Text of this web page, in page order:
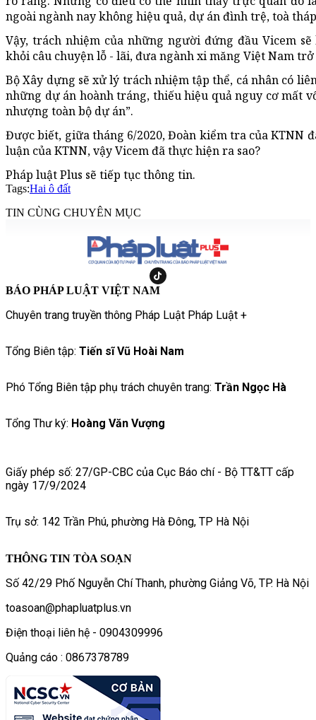
ngoài ngành nay không hiệu quả, dự án đình trệ, toà
Vậy, trách nhiệm của những người đứng đầu Vicem
khỏi câu chuyện lỗ - lãi, đưa ngành xi măng Việt Nam
Bộ Xây dựng sẽ xử lý trách nhiệm tập thể, cá nhân có
những dự án hoành tráng, thiếu hiệu quả nguy cơ mất
nhượng toàn bộ dự án”.
Được biết, giữa tháng 6/2020, Đoàn kiểm tra của KTNN
luận của KTNN, vậy Vicem đã thực hiện ra sao?
Pháp luật Plus sẽ tiếp tục thông tin.
Tags:Hai ô đất
TIN CÙNG CHUYÊN MỤC
BÁO PHÁP LUẬT VIỆT NAM
Chuyên trang truyền thông Pháp Luật Pháp Luật +
Tổng Biên tập: Tiến sĩ Vũ Hoài Nam
Phó Tổng Biên tập phụ trách chuyên trang: Trần Ngọc Hà
Tổng Thư ký: Hoàng Văn Vượng
Giấy phép số: 27/GP-CBC của Cục Báo chí - Bộ TT&TT cấp
ngày 17/9/2024
Trụ sở: 142 Trần Phú, phường Hà Đông, TP Hà Nội
THÔNG TIN TÒA SOẠN
Số 42/29 Phố Nguyễn Chí Thanh, phường Giảng Võ, TP. Hà Nội
toasoan@phapluatplus.vn
Điện thoại liên hệ - 0904309996
Quảng cáo : 0867378789